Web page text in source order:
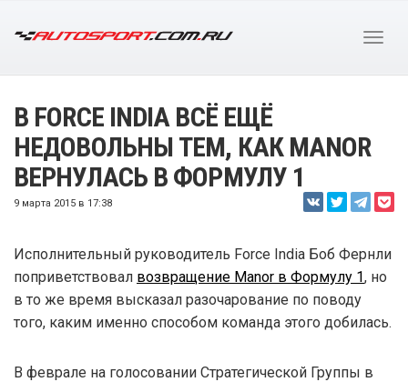
В FORCE INDIA ВСЁ ЕЩЁ
НЕДОВОЛЬНЫ ТЕМ, КАК MANOR
ВЕРНУЛАСЬ В ФОРМУЛУ 1
9 марта 2015 в 17:38
Исполнительный руководитель Force India Боб Фернли
поприветствовал возвращение Manor в Формулу 1, но
в то же время высказал разочарование по поводу
того, каким именно способом команда этого добилась.
В феврале на голосовании Стратегической Группы в